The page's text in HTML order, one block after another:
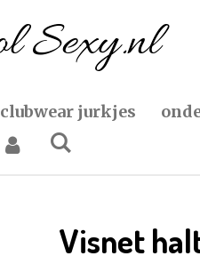
clubwear jurkjes
Visnet